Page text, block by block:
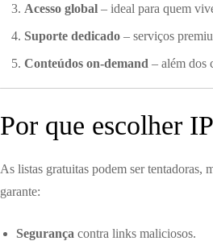
Acesso global – ideal para quem
Suporte dedicado – serviços
Conteúdos on-demand – além dos
Por que escolher
As listas gratuitas podem ser tentadoras,
garante:
Segurança contra links maliciosos.